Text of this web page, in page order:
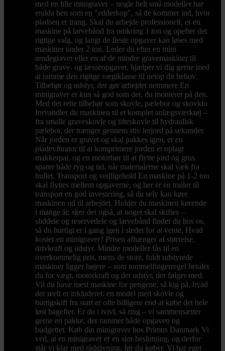
med en lille minigraver – nogle helt små modeller har
endda ben som en "edderkop", så de kommer ind, hvor
pladsen er trang. Skal du arbejde professionelt, er en
maskine på larvebånd fra omkring 1 ton og opefter det
rigtige valg, og langt de fleste opgaver kan løses med
maskiner under 2 ton. Leder du efter en mini
rendegraver eller en af de mindre gravemaskiner til
både grave- og læsseopgaver, hjælper vi dig gerne med
at ramme den rigtige vægtklasse til netop dit behov.
Tilbehør og udstyr, der gør arbejdet nemmere En
minigraver er kun så god som det, du monterer på den.
Med det rette tilbehør som skovle, pælebor og skovklo
forvandler du maskinen til et komplet anlægsværktøj –
fra smalle graveskovle og tilteskovle til hydraulisk
pælebor, der trænger gennem stiv lerjord på sekunder.
Når jorden er gravet og skal pakkes igen, er en
pladevibrator til at komprimere jorden et oplagt
makkerpar, og en motorbør til at flytte jord og grus
sparer både ryg og tid, når materialerne skal væk fra
hullet. Transport og vedligehold En maskine på 1-2 ton
skal flyttes mellem opgaverne, og her er en trailer til
transport en god investering, så du selv kan køre
maskinen ud til arbejdet. Holder du maskinen kørende
i mange år, sker det også, at noget skal skiftes –
sliddele og reservedele og larvebånd finder du hos os,
så du hurtigt er i gang igen i stedet for at vente. Hvad
koster en minigraver? Prisen afhænger af størrelse,
drivkraft og udstyr. Mindre modeller fås til en
overkommelig pris, mens de store, fuldt udstyrede
maskiner ligger højere – som tommelfingerregel betaler
du for vægt, motorkraft og det udstyr, der følger med.
Vil du have mest maskine for pengene, så kig på, hvad
der reelt er inkluderet: en model med skovle og
hurtigskift fra start er ofte billigere end at købe det hele
løst bagefter. Er du i tvivl, så ring – vi sammensætter
gerne en pakke, der rammer både opgaven og
budgettet. Køb din minigraver hos Primus Danmark Vi
ved, at en minigraver er en stor beslutning, og derfor
står vi klar med rådgivning, før du køber. Vi har eget